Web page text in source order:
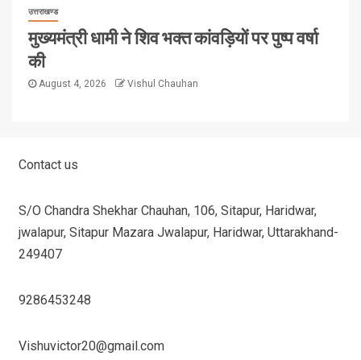
उत्तराखण्ड
मुख्यमंत्री धामी ने शिव भक्त कांवड़ियों पर पुष्प वर्षा
की
August 4, 2026 Vishul Chauhan
Contact us
S/O Chandra Shekhar Chauhan, 106, Sitapur, Haridwar,
jwalapur, Sitapur Mazara Jwalapur, Haridwar, Uttarakhand-
249407
9286453248
Vishuvictor20@gmail.com